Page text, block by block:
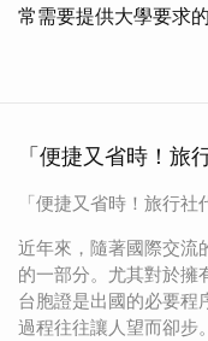
常需要提供大學要求
「便捷又省時！旅
「便捷又省時！旅行社
近年來，隨著國際交流
的一部分。尤其對於擁
台胞證是出國的必要程
過程往往讓人望而卻步